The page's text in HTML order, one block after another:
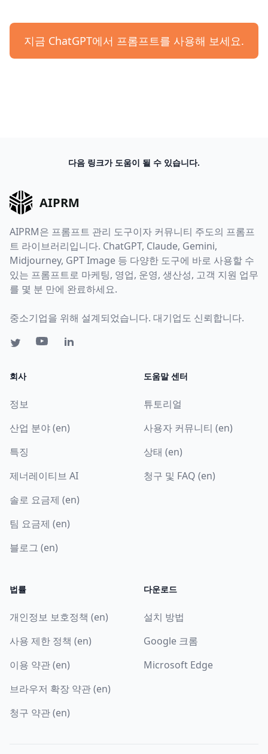
지금 ChatGPT에서 프롬프트를 사용해 보세요.
다음 링크가 도움이 될 수 있습니다.
AIPRM
AIPRM은 프롬프트 관리 도구이자 커뮤니티 주도의 프롬프
트 라이브러리입니다. ChatGPT, Claude, Gemini,
Midjourney, GPT Image 등 다양한 도구에 바로 사용할 수
있는 프롬프트로 마케팅, 영업, 운영, 생산성, 고객 지원 업무
를 몇 분 만에 완료하세요.
중소기업을 위해 설계되었습니다. 대기업도 신뢰합니다.
회사
정보
산업 분야 (en)
특징
제너레이티브 AI
솔로 요금제 (en)
팀 요금제 (en)
블로그 (en)
도움말 센터
튜토리얼
사용자 커뮤니티 (en)
상태 (en)
청구 및 FAQ (en)
법률
개인정보 보호정책 (en)
사용 제한 정책 (en)
이용 약관 (en)
브라우저 확장 약관 (en)
청구 약관 (en)
다운로드
설치 방법
Google 크롬
Microsoft Edge